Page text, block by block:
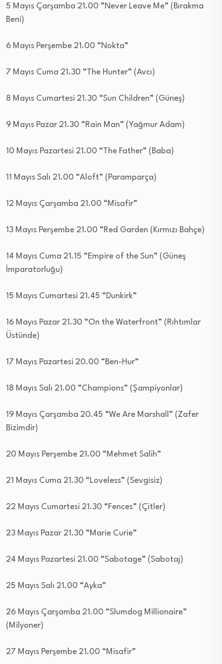
5 Mayıs Çarşamba 21.00 “Never Leave Me” (Bırakma
Beni)
6 Mayıs Perşembe 21.00 “Nokta”
7 Mayıs Cuma 21.30 “The Hunter” (Avcı)
8 Mayıs Cumartesi 21.30 “Sun Children” (Güneş)
9 Mayıs Pazar 21.30 “Rain Man” (Yağmur Adam)
10 Mayıs Pazartesi 21.00 “The Father” (Baba)
11 Mayıs Salı 21.00 “Aloft” (Paramparça)
12 Mayıs Çarşamba 21.00 “Misafir”
13 Mayıs Perşembe 21.00 “Red Garden (Kırmızı Bahçe)
14 Mayıs Cuma 21.15 “Empire of the Sun” (Güneş
İmparatorluğu)
15 Mayıs Cumartesi 21.45 “Dunkirk”
16 Mayıs Pazar 21.30 “On the Waterfront” (Rıhtımlar
Üstünde)
17 Mayıs Pazartesi 20.00 “Ben-Hur”
18 Mayıs Salı 21.00 “Champions” (Şampiyonlar)
19 Mayıs Çarşamba 20.45 “We Are Marshall” (Zafer
Bizimdir)
20 Mayıs Perşembe 21.00 “Mehmet Salih”
21 Mayıs Cuma 21.30 “Loveless” (Sevgisiz)
22 Mayıs Cumartesi 21.30 “Fences” (Çitler)
23 Mayıs Pazar 21.30 “Marie Curie”
24 Mayıs Pazartesi 21.00 “Sabotage” (Sabotaj)
25 Mayıs Salı 21.00 “Ayka”
26 Mayıs Çarşamba 21.00 “Slumdog Millionaire”
(Milyoner)
27 Mayıs Perşembe 21.00 “Misafir”